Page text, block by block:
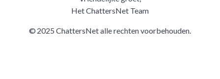
Het ChattersNet Team
© 2025 ChattersNet alle rechten voorbehouden.